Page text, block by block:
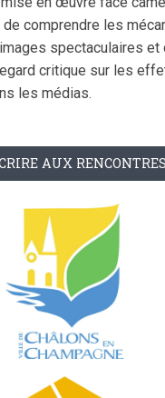
de comprendre les
spectaculaires et
critique sur les
les médias.
AUX RENCONTRES